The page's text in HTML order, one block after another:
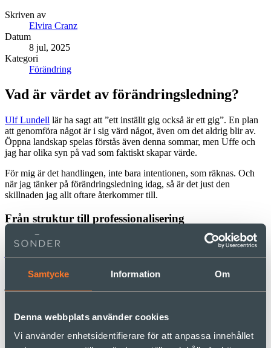
Samtycke Information Om
Denna webbplats använder cookies
Vi använder enhetsidentifierare för att anpassa innehållet
Skriven av
Elvira Cranz
Datum
8 jul, 2025
Kategori
Förändring
Vad är värdet av förändringsledning?
Ulf Lundell lär ha sagt att ”ett inställt gig också är ett gig”. En plan
att genomföra något är i sig värd något, även om det aldrig blir av.
Öppna landskap spelas förstås även denna sommar, men Uffe och
jag har olika syn på vad som faktiskt skapar värde.
För mig är det handlingen, inte bara intentionen, som räknas. Och
när jag tänker på förändringsledning idag, så är det just den
skillnaden jag allt oftare återkommer till.
Från struktur till professionalisering
För ett par år sedan skrev jag om hur
förändringsledning vuxit fram
bedrivas sida vid sida. Då handlade det om struktur. Idag funderar
Ett bekant mönster
Det är en utveckling vi känner igen från andra funktioner såsom IT,